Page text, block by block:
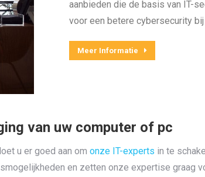
aanbieden die de basis van IT-
voor een betere cybersecurity
Meer Informatie
van uw computer of pc
u er goed aan om onze IT-experts in te
en zetten onze expertise graag